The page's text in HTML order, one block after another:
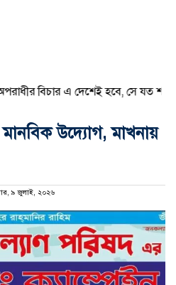
বিচার এ দেশেই হবে, সে যত
মানবিক উদ্যোগ, মাখনায়
৯ জুলাই, ২০২৬